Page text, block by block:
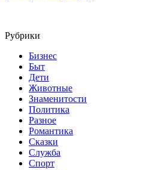
Рубрики
Бизнес
Быт
Дети
Животные
Знаменитости
Политика
Разное
Романтика
Сказки
Служба
Спорт